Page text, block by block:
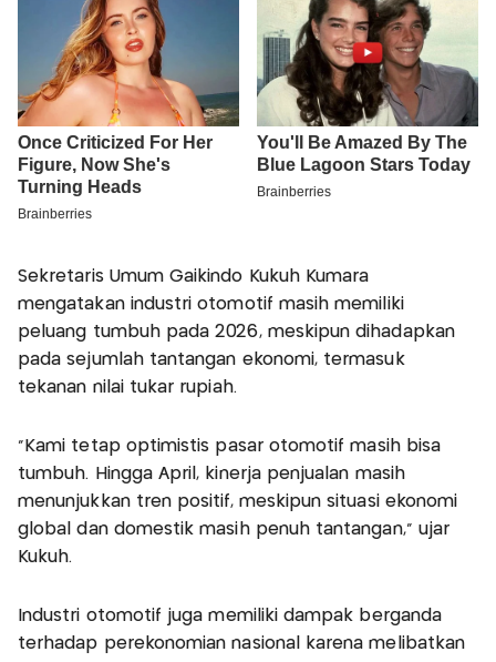
Sekretaris Umum Gaikindo Kukuh Kumara
mengatakan industri otomotif masih memiliki
peluang tumbuh pada 2026, meskipun dihadapkan
pada sejumlah tantangan ekonomi, termasuk
tekanan nilai tukar rupiah.
“Kami tetap optimistis pasar otomotif masih bisa
tumbuh. Hingga April, kinerja penjualan masih
menunjukkan tren positif, meskipun situasi ekonomi
global dan domestik masih penuh tantangan,” ujar
Kukuh.
Industri otomotif juga memiliki dampak berganda
terhadap perekonomian nasional karena melibatkan